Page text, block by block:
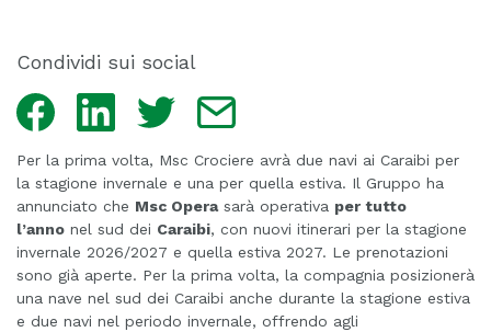
Condividi sui social
Facebook LinkedIn Twitter
Per la prima volta, Msc Crociere avrà due navi ai Caraibi per
la stagione invernale e una per quella estiva. Il Gruppo ha
annunciato che Msc Operasarà operativa per tutto
l’anno nel sud dei Caraibi, con nuovi itinerari per la stagione
invernale 2026/2027 e quella estiva 2027. Le prenotazioni
sono già aperte. Per la prima volta, la compagnia posizionerà
una nave nel sud dei Caraibi anche durante la stagione estiva
e due navi nel periodo invernale, offrendo agli